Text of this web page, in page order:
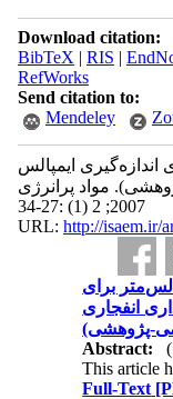
Download citation:
BibTeX | RIS |
RefWorks
Send citation to:
Mendeley
ایمپالس
مواد پرانرژی
2007; 2 (1) :27-34
URL: http://isaem.ir/
برای
انفجاری
پژوهشی)
Abstract:
This article
Full-Text